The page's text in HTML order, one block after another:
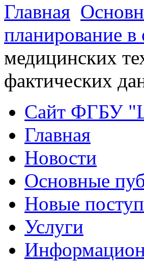
Главная
планирование в
медицинских
фактических
Сайт ФГБУ
Главная
Новости
Основные
Новые
Услуги